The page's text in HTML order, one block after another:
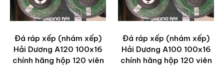
Đá ráp xếp (nhám xếp)
Hải Dương A120 100x16
chính hãng hộp 120 viên
Đá ráp xếp (nhám xếp)
Hải Dương A100 100x16
chính hãng hộp 120 viên